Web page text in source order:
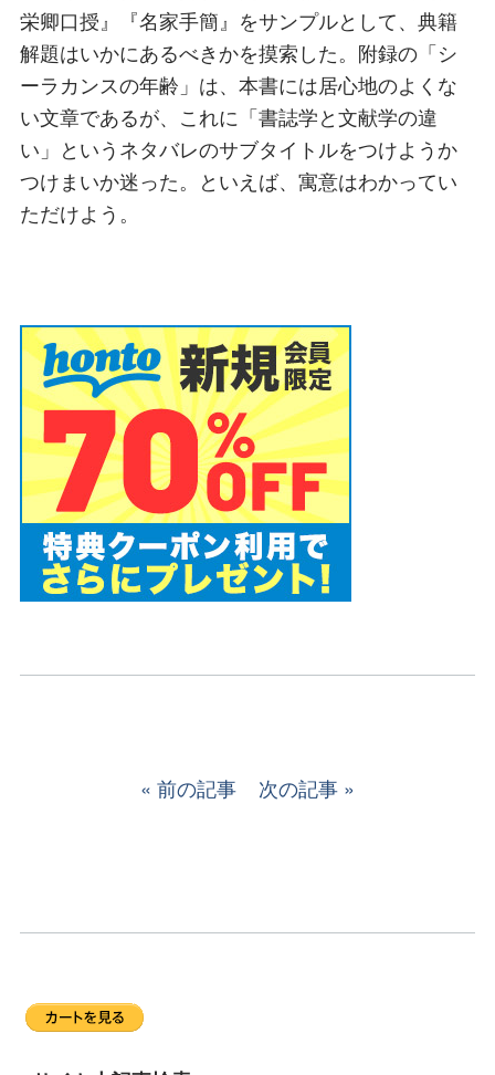
栄卿口授』『名家手簡』をサンプルとして、典籍
解題はいかにあるべきかを摸索した。附録の「シ
ーラカンスの年齢」は、本書には居心地のよくな
い文章であるが、これに「書誌学と文献学の違
い」というネタバレのサブタイトルをつけようか
つけまいか迷った。といえば、寓意はわかってい
ただけよう。
前の記事 次の記事